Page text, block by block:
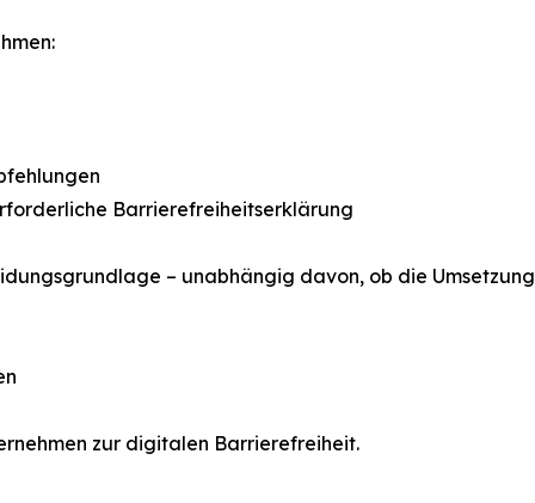
Barrierefreiheitserklärung
– unabhängig davon, ob die
zur digitalen Barrierefreiheit.